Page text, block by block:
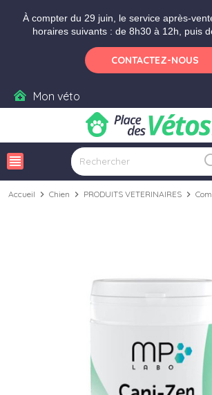
À compter du 29 juin, le service après-
horaires suivants : de 8h30 à 12h, puis
CONTACTEZ-NOUS
Mon véto
view_headline
Accueil chevron_right Chien chevron_right PRODUITS VETERINAIRES chevron_right